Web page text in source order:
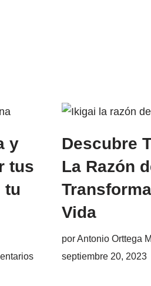
y
tus
tu
Descubre
La Razón
Vida
porAntonio Orttega
septiembre 20, 2023